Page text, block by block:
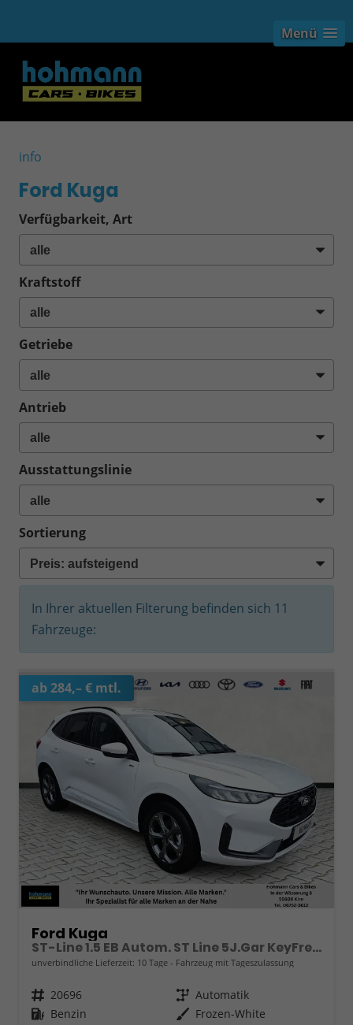
Menü
info
Ford Kuga
Verfügbarkeit, Art
Kraftstoff
Getriebe
Antrieb
Ausstattungslinie
Sortierung
In Ihrer aktuellen Filterung befinden sich 11
Fahrzeuge:
ab 284,– € mtl.
Ford Kuga
ST-Line 1.5 EB Autom. ST Line 5J.Gar KeyFree Kamera
unverbindliche Lieferzeit: 10 Tage Fahrzeug mit Tageszulassung
Fahrzeugnr. 20696 Getriebe Automatik
Kraftstoff Benzin Außenfarbe Frozen-White